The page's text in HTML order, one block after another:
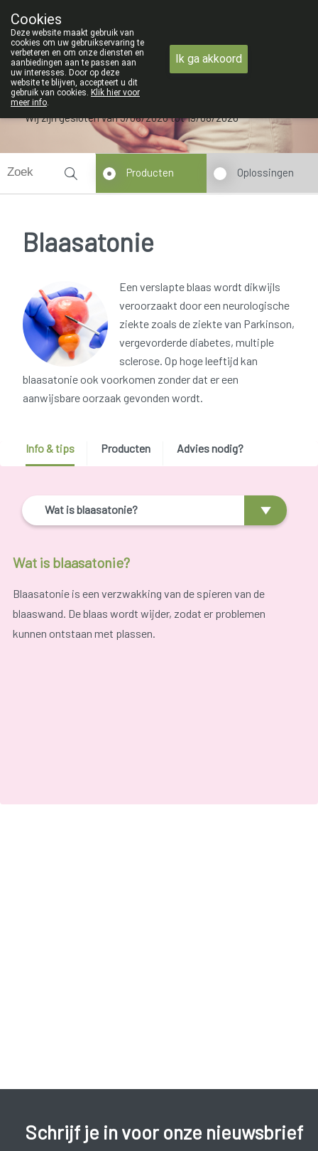
09 228 32 36
Wij zijn gesloten van 3/08/2026 tot 19/08/2026
Producten Oplossingen
Blaasatonie
Een verslapte blaas wordt dikwijls
veroorzaakt door een neurologische
ziekte zoals de ziekte van Parkinson,
vergevorderde diabetes, multiple
sclerose. Op hoge leeftijd kan
blaasatonie ook voorkomen zonder dat er een
aanwijsbare oorzaak gevonden wordt.
Info & tips Producten Advies nodig?
Wat is blaasatonie?
Wat is blaasatonie?
Blaasatonie is een verzwakking van de spieren van de
blaaswand. De blaas wordt wijder, zodat er problemen
kunnen ontstaan met plassen.
Schrijf je in voor onze nieuwsbrief
Cookies
Deze website maakt gebruik van
cookies om uw gebruikservaring te
verbeteren en om onze diensten en
aanbiedingen aan te passen aan
uw interesses. Door op deze
website te blijven, accepteert u dit
gebruik van cookies. Klik hier voor
meer info.
Ik ga akkoord